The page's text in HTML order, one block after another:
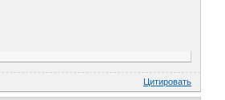
Цитировать